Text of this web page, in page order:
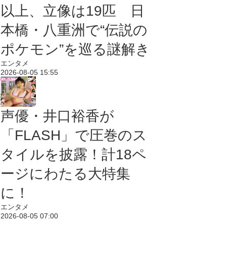
以上、立像は19匹 日
本橋・八重洲で“伝説の
ポケモン”を巡る謎解き
エンタメ
2026-08-05 15:55
声優・井口裕香が
「FLASH」で圧巻のス
タイルを披露！計18ペ
ージにわたる大特集
に！
エンタメ
2026-08-05 07:00